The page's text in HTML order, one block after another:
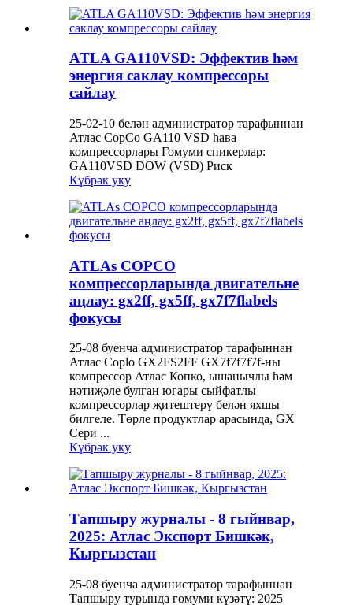
ATLA GA110VSD: Эффектив һәм
энергия саклау компрессоры
сайлау
25-02-10 белән администратор тарафыннан
Атлас CopCo GA110 VSD һава
компрессорлары Гомуми спикерлар:
GA110VSD DOW (VSD) Риск
Күбрәк уку
ATLAs COPCO
компрессорларында двигательне
аңлау: gx2ff, gx5ff, gx7f7flabels
фокусы
25-08 буенча администратор тарафыннан
Атлас Coplo GX2FS2FF GX7f7f7f7f-ны
компрессор Атлас Копко, ышанычлы һәм
нәтиҗәле булган югары сыйфатлы
компрессорлар җитештерү белән яхшы
билгеле. Төрле продуктлар арасында, GX
Сери ...
Күбрәк уку
Тапшыру журналы - 8 гыйнвар,
2025: Атлас Экспорт Бишкәк,
Кыргызстан
25-08 буенча администратор тарафыннан
Тапшыру турында гомуми күзәтү: 2025